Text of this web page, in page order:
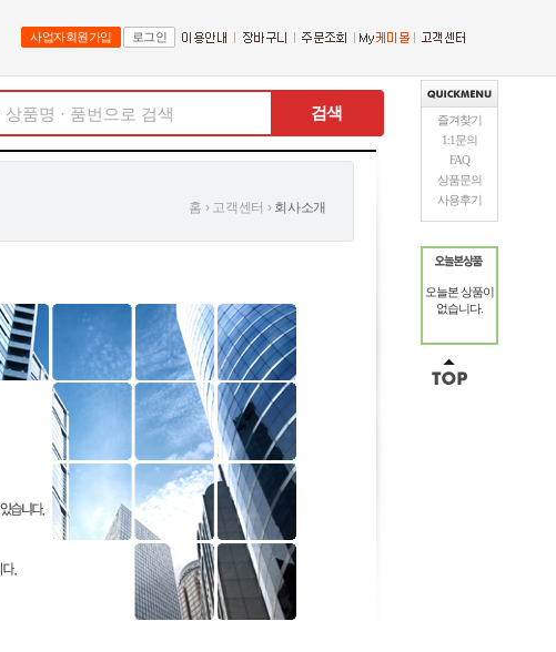
사업자회원가입 로그인
검색
즐겨찾기
1:1문의
FAQ
상품문의
사용후기
오늘본 상품이
없습니다.
홈 › 고객센터 › 회사소개